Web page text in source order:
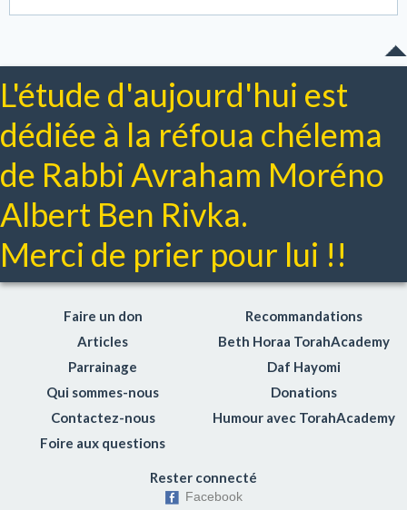
L'étude d'aujourd'hui est
dédiée à la réfoua chélema
de Rabbi Avraham Moréno
Albert Ben Rivka.
Merci de prier pour lui !!
Faire un don
Articles
Parrainage
Qui sommes-nous
Contactez-nous
Foire aux questions
Recommandations
Beth Horaa TorahAcademy
Daf Hayomi
Donations
Humour avec TorahAcademy
Rester connecté
Facebook